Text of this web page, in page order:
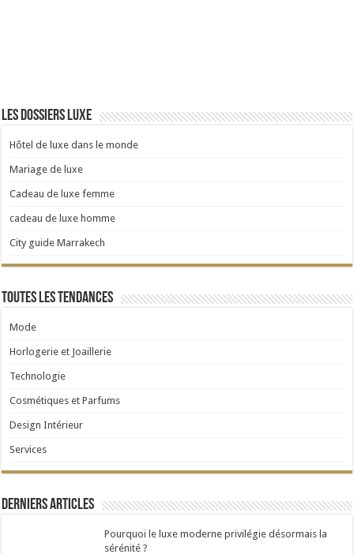
Les dossiers luxe
Hôtel de luxe dans le monde
Mariage de luxe
Cadeau de luxe femme
cadeau de luxe homme
City guide Marrakech
Toutes les tendances
Mode
Horlogerie et Joaillerie
Technologie
Cosmétiques et Parfums
Design Intérieur
Services
Derniers articles
Pourquoi le luxe moderne privilégie désormais la
sérénité ?